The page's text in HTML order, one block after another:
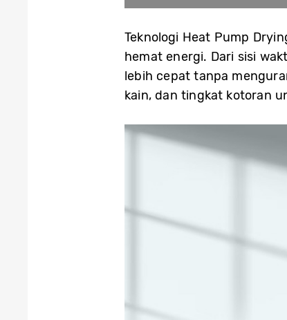
Teknologi Heat Pump
hemat energi. Dari sisi
lebih cepat tanpa
kain, dan tingkat kotoran